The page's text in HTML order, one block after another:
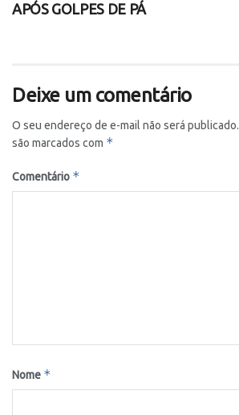
APÓS GOLPES DE PÁ
Deixe um comentário
O seu endereço de e-mail não será publicado.
são marcados com *
Comentário *
Nome *